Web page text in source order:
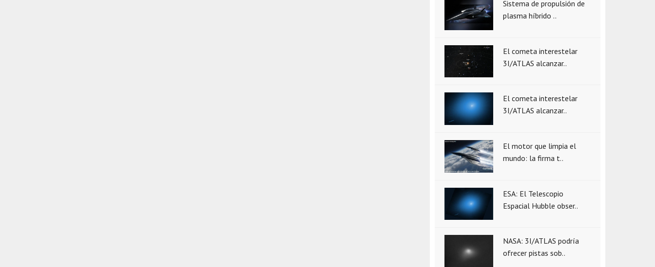
Sistema de propulsión de
plasma híbrido ..
El cometa interestelar
3I/ATLAS alcanzar..
El cometa interestelar
3I/ATLAS alcanzar..
El motor que limpia el
mundo: la firma t..
ESA: El Telescopio
Espacial Hubble obser..
NASA: 3I/ATLAS podría
ofrecer pistas sob..